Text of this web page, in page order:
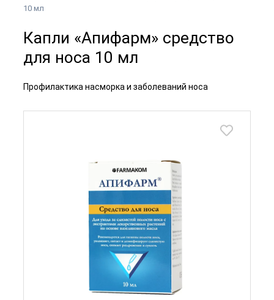
10 мл
Капли «Апифарм» средство
для носа 10 мл
Профилактика насморка и заболеваний носа